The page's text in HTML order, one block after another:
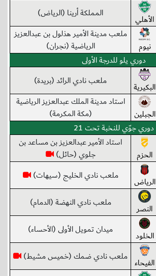
الأهلي المملكة أرينا (الرياض)
نيوم
ملعب مدينة الأمير هذلول بن عبدالعزيز
الرياضية (نجران)
دوري يلو للدرجة الأولى
البكيرية ملعب نادي الرائد (بريدة)
الجبلين
استاد مدينة الملك عبدالعزيز الرياضية
(مكة المكرمة)
دوري جوّي للنخبة تحت 21
الحزم
استاد الأمير عبدالعزيز بن مساعد بن
جلوي (حائل)
الرياض ملعب نادي الخليج (سيهات)
النصر ملعب نادي النهضة (الدمام)
الخلود ميدان تمويل الأولى (الأحساء)
الفيحاء ملعب نادي ضمك (خميس مشيط)